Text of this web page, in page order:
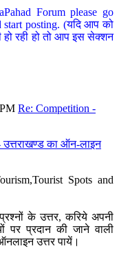
Forum please go
start posting. (यदि आप को
हो रही हो तो आप इस सेक्शन
Re: Competition -
का ऑन-लाइन
Spots and
के उत्तर, करिये अपनी
पर प्रदान की जाने वाली
उत्तर पायें।